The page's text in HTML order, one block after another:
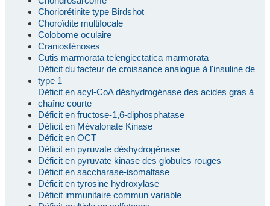
Choriorétinite type Birdshot
Choroïdite multifocale
Colobome oculaire
Craniosténoses
Cutis marmorata telengiectatica marmorata
Déficit du facteur de croissance analogue à l'insuline de
type 1
Déficit en acyl-CoA déshydrogénase des acides gras à
chaîne courte
Déficit en fructose-1,6-diphosphatase
Déficit en Mévalonate Kinase
Déficit en OCT
Déficit en pyruvate déshydrogénase
Déficit en pyruvate kinase des globules rouges
Déficit en saccharase-isomaltase
Déficit en tyrosine hydroxylase
Déficit immunitaire commun variable